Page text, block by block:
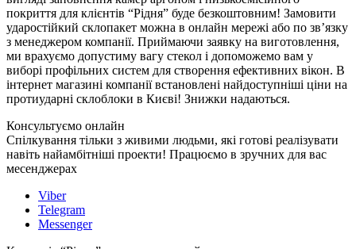
покриття для клієнтів “Рідня” буде безкоштовним! Замовити
ударостійкий склопакет можна в онлайн мережі або по зв’язку
з менеджером компанії. Приймаючи заявку на виготовлення,
ми врахуємо допустиму вагу стекол і допоможемо вам у
виборі профільних систем для створення ефективних вікон. В
інтернет магазині компанії встановлені найдоступніші ціни на
протиударні склоблоки в Києві! Знижки надаються.
Консультуємо онлайн
Спілкування тільки з живими людьми, які готові реалізувати
навіть найамбітніші проекти! Працюємо в зручних для вас
месенджерах
Viber
Telegram
Messenger